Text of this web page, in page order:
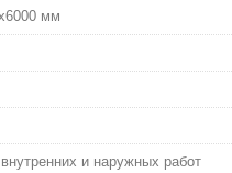
мм
и наружных работ